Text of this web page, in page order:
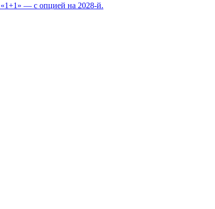
— с опцией на 2028-й.